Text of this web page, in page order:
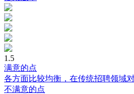
1.5
满意的点
各方面比较均衡，在传统招聘领域
不满意的点